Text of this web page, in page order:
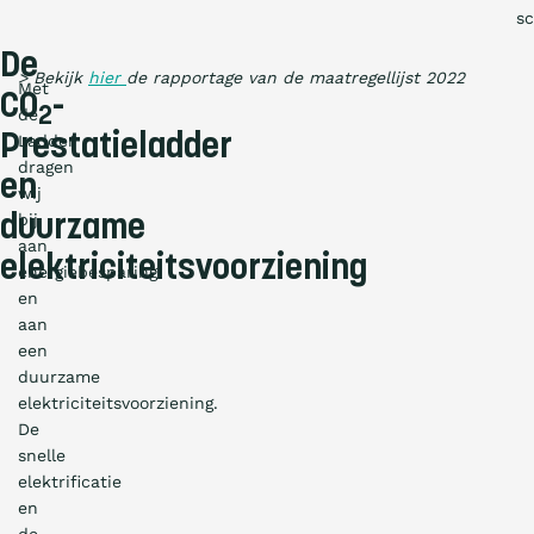
De
CO2-
Prestatieladder
en
duurzame
elektriciteitsvoorziening
Met
de
Ladder
dragen
wij
bij
aan
energiebesparing
en
aan
een
duurzame
elektriciteitsvoorziening.
De
snelle
elektrificatie
en
> Bekijk hier de rapportage van de maatregellijst 2022